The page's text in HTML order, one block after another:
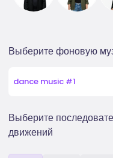
Выберите фоновую
dance music #1
Выберите
движений